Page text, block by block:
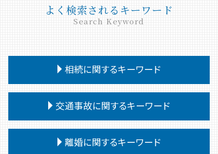
よく検索されるキーワード
Search Keyword
相続に関するキーワード
相続 遺産分割協議書
相続 問題
公正証書遺言 遺留分
交通事故に関するキーワード
交通事故 対応離婚に関するキーワード